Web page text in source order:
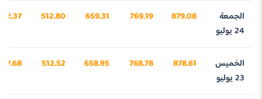
الجمعة
24 يوليو
879.08
769.19
659.31
512.80
الخميس
23 يوليو
878.61
768.78
658.95
512.52